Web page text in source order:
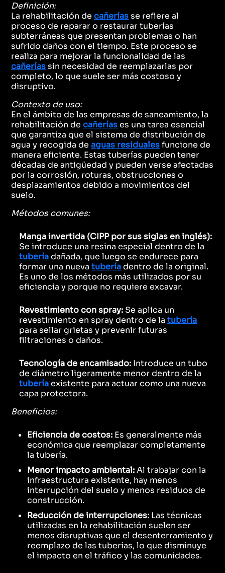
Definición:
La rehabilitación decañeríasse refiere al
proceso de reparar o restaurar tuberías
subterráneas que presentan problemas o han
sufrido daños con el tiempo. Este proceso se
realiza para mejorar la funcionalidad de las
cañeríassin necesidad de reemplazarlas por
completo, lo que suele ser más costoso y
disruptivo.
Contexto de uso:
En el ámbito de las empresas de saneamiento, la
rehabilitación decañeríases una tarea esencial
que garantiza que el sistema de distribución de
agua y recogida deaguas residualesfuncione de
manera eficiente. Estas tuberías pueden tener
décadas de antigüedad y pueden verse afectadas
por la corrosión, roturas, obstrucciones o
desplazamientos debido a movimientos del
suelo.
Métodos comunes:
Manga invertida (CIPP por sus siglas en inglés):
Se introduce una resina especial dentro de la
tuberíadañada, que luego se endurece para
formar una nuevatuberíadentro de la original.
Es uno de los métodos más utilizados por su
eficiencia y porque no requiere excavar.
Revestimiento con spray: Se aplica un
revestimiento en spray dentro de latubería
para sellar grietas y prevenir futuras
filtraciones o daños.
Tecnología de encamisado: Introduce un tubo
de diámetro ligeramente menor dentro de la
tuberíaexistente para actuar como una nueva
capa protectora.
Beneficios:
Eficiencia de costos: Es generalmente más
económica que reemplazar completamente
la tubería.
Menor impacto ambiental:Al trabajar con la
infraestructura existente, hay menos
interrupción del suelo y menos residuos de
construcción.
Reducción de interrupciones: Las técnicas
utilizadas en la rehabilitación suelen ser
menos disruptivas que el desenterramiento y
reemplazo de las tuberías, lo que disminuye
el impacto en el tráfico y las comunidades.